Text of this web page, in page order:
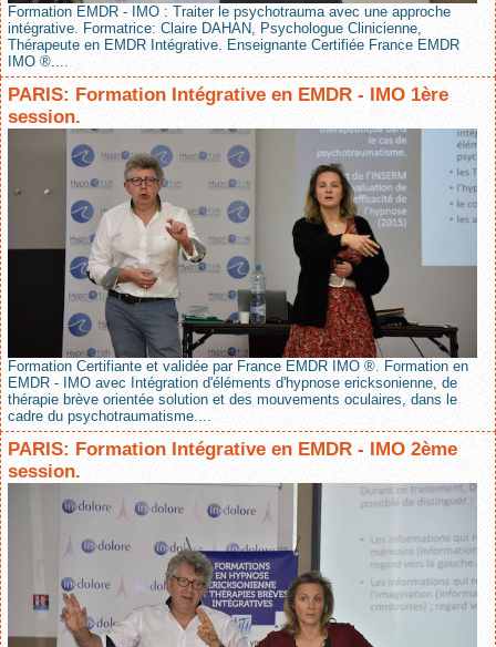
Formation EMDR - IMO : Traiter le psychotrauma avec une approche
intégrative. Formatrice: Claire DAHAN, Psychologue Clinicienne,
Thérapeute en EMDR Intégrative. Enseignante Certifiée France EMDR
IMO ®....
PARIS: Formation Intégrative en EMDR - IMO 1ère
session.
Formation Certifiante et validée par France EMDR IMO ®. Formation en
EMDR - IMO avec Intégration d'éléments d'hypnose ericksonienne, de
thérapie brève orientée solution et des mouvements oculaires, dans le
cadre du psychotraumatisme....
PARIS: Formation Intégrative en EMDR - IMO 2ème
session.